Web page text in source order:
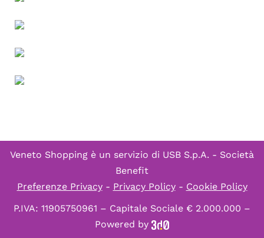
Veneto Shopping è un servizio di USB S.p.A. - Società
Benefit
Preferenze Privacy- Privacy Policy- Cookie Policy
P.IVA: 11905750961 – Capitale Sociale € 2.000.000 –
Powered by